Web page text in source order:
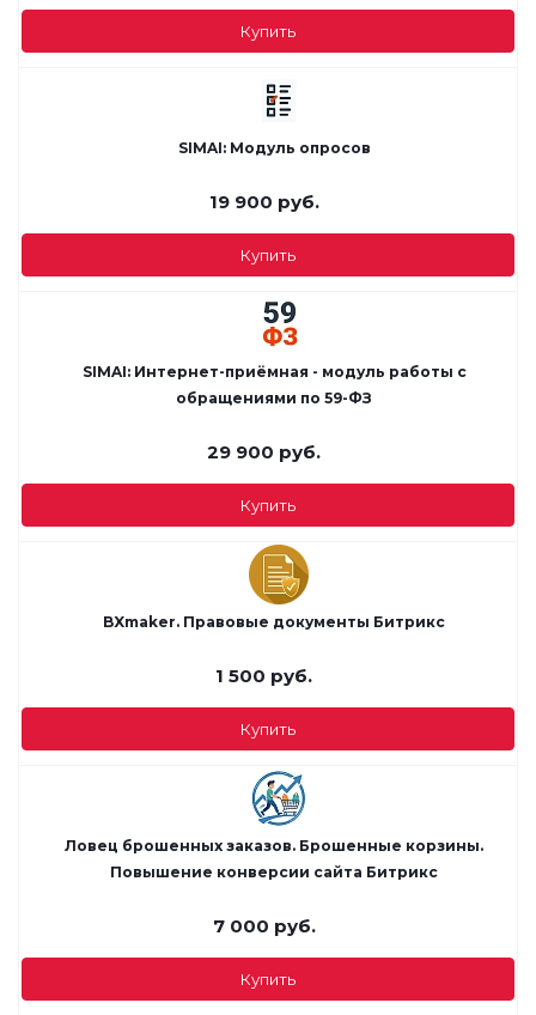
Купить
SIMAI: Модуль опросов
19 900 руб.
Купить
SIMAI: Интернет-приёмная - модуль работы с
обращениями по 59-ФЗ
29 900 руб.
Купить
BXmaker. Правовые документы Битрикс
1 500 руб.
Купить
Ловец брошенных заказов. Брошенные корзины.
Повышение конверсии сайта Битрикс
7 000 руб.
Купить